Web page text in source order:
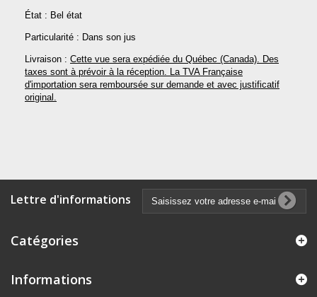
État : Bel état
Particularité : Dans son jus
Livraison : Cette vue sera expédiée du Québec (Canada). Des
taxes sont à prévoir à la réception. La TVA Française
d'importation sera remboursée sur demande et avec justificatif
original.
Lettre d'informations
Catégories
Informations